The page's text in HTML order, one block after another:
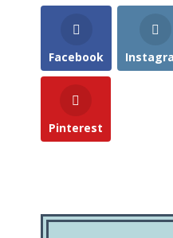
Facebook
Pinterest